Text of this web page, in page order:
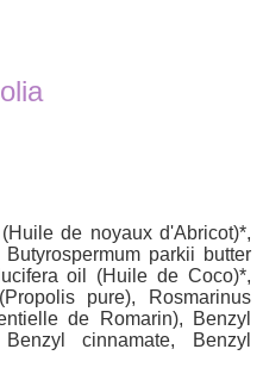
de noyaux d'Abricot)*,
parkii butter
oil (Huile de Coco)*,
pure), Rosmarinus
de Romarin), Benzyl
cinnamate, Benzyl